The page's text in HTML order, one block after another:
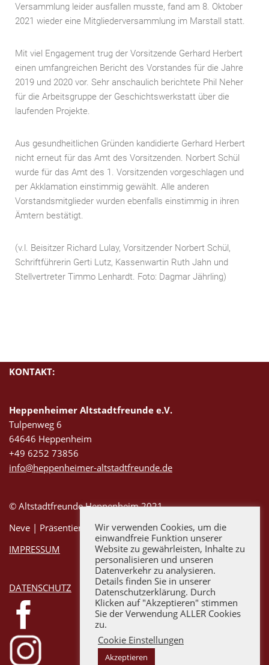
Versammlung leider ausfallen musste, fand am 8. Oktober
2021 wieder eine Mitgliederversammlung im Marstall statt.
Mit viel Engagement trug der Vorsitzende Gerhard Herbert
einen umfangreichen Bericht des Vorstandes für die Jahre
2019 und 2020 vor. Sehr anschaulich berichtete Phil Neher
für die Arbeitsgruppe der Geschichtswerkstatt über die
laufenden Projekte.
Aus gesundheitlichen Gründen kandidierte Gerhard Herbert
nicht erneut für das Amt des Vorsitzenden. Norbert Schül
wurde für das Amt des 1. Vorsitzenden vorgeschlagen und
per Akklamation einstimmig gewählt. Alle anderen
Vorstandsmitglieder wurden ebenfalls einstimmig in ihren
Ämtern bestätigt.
(v.l. Beisitzer Richard Lulay, Vorsitzender Norbert Schül,
Schriftführerin Gerti Lutz, Kassenwartin Ruth Jahn und
Stellvertreter Timmo Lenhardt. Foto: Dagmar Jährling)
KONTAKT:
Heppenheimer Altstadtfreunde e.V.
Tulpenweg 6
64646 Heppenheim
+49 6252 73856
info@heppenheimer-altstadtfreunde.de
© Altstadtfreunde Heppenheim 2021
Neve | Präsentiert vonWordPress
IMPRESSUM
DATENSCHUTZ
Wir verwenden Cookies, um die
einwandfreie Funktion unserer
Website zu gewährleisten, Inhalte zu
personalisieren und unseren
Datenverkehr zu analysieren.
Details finden Sie in unserer
Datenschutzerklärung. Durch
Klicken auf "Akzeptieren" stimmen
Sie der Verwendung ALLER Cookies
zu.
Cookie Einstellungen
Akzeptieren